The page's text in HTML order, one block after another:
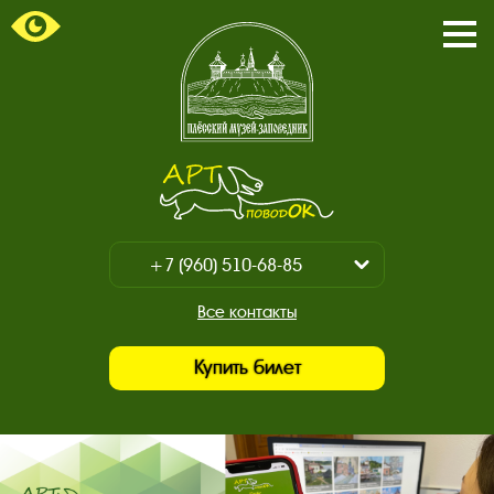
страница.
Показать
+7 (960) 510-68-85
+7 (930) 347-67-70
Все контакты
Купить билет